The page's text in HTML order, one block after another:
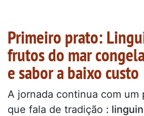
Primeiro prato:
frutos do mar
e sabor a baixo custo
A jornada continua com um
que fala de tradição :